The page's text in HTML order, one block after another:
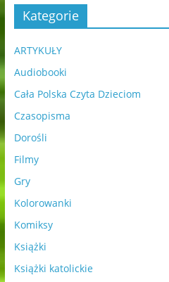
Kategorie
ARTYKUŁY
Audiobooki
Cała Polska Czyta Dzieciom
Czasopisma
Dorośli
Filmy
Gry
Kolorowanki
Komiksy
Książki
Książki katolickie